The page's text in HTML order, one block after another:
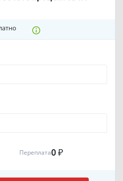
Переплата0 ₽